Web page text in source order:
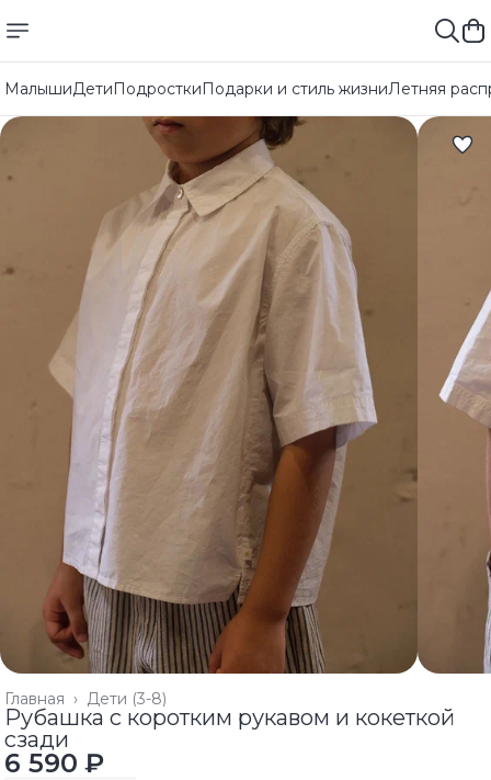
МалышиДетиПодросткиПодарки и стиль жизниЛетняя
Дети (3-8)
Главная ›
Рубашка с коротким рукавом и кокеткой
сзади
6 590 ₽